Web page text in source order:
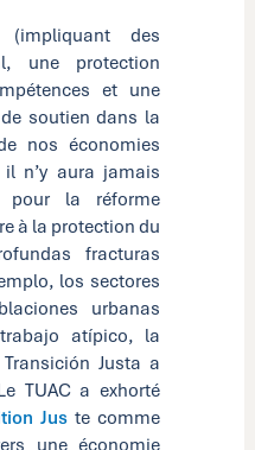
des
une protection
et une
soutien dans la
nos économies
n’y aura jamais
pour la réforme
à la protection du
fracturas
los sectores
urbanas
atípico, la
Justa a
TUAC a exhorté
Jus te comme
une économie